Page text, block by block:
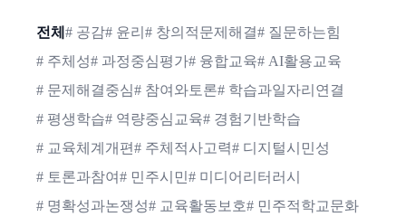
전체 # 공감 # 윤리 # 창의적문제해결
# 질문하는힘
# 주체성
# 과정중심평가 # 융합교육
# AI활용교육
# 문제해결중심
# 참여와토론
# 학습과일자리연결
# 평생학습
# 역량중심교육
# 경험기반학습
# 교육체계개편
# 주체적사고력
# 디지털시민성
# 토론과참여
# 민주시민
# 미디어리터러시
# 명확성과논쟁성
# 교육활동보호
# 민주적학교문화